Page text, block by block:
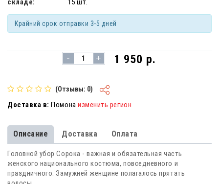
складе:
15 шт.
Крайний срок отправки 3-5 дней
- + 1 950 р.
(Отзывы: 0)
Доставка в: Помонаизменить регион
Описание Доставка Оплата
Головной убор Сорока - важная и обязательная часть
женского национального костюма, повседневного и
праздничного. Замужней женщине полагалось прятать